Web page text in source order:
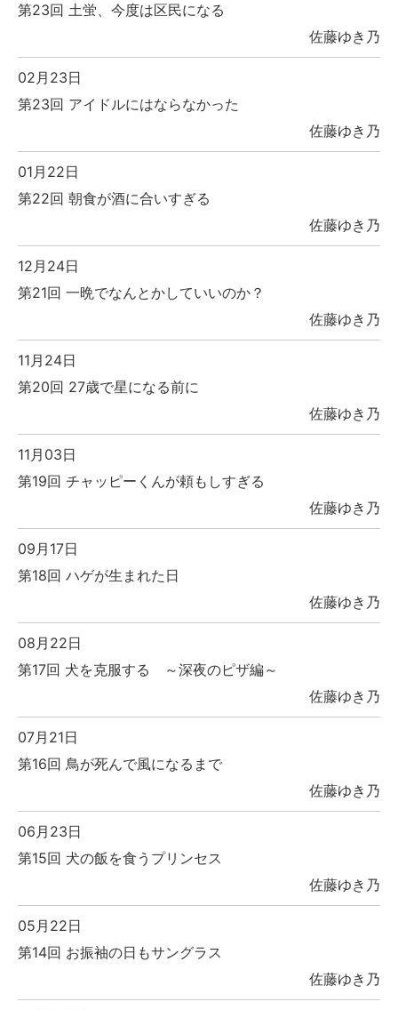
第23回 土蛍、今度は区民になる
佐藤ゆき乃
02月23日
第23回 アイドルにはならなかった
佐藤ゆき乃
01月22日
第22回 朝食が酒に合いすぎる
佐藤ゆき乃
12月24日
第21回 一晩でなんとかしていいのか？
佐藤ゆき乃
11月24日
第20回 27歳で星になる前に
佐藤ゆき乃
11月03日
第19回 チャッピーくんが頼もしすぎる
佐藤ゆき乃
09月17日
第18回 ハゲが生まれた日
佐藤ゆき乃
08月22日
第17回 犬を克服する ～深夜のピザ編～
佐藤ゆき乃
07月21日
第16回 鳥が死んで風になるまで
佐藤ゆき乃
06月23日
第15回 犬の飯を食うプリンセス
佐藤ゆき乃
05月22日
第14回 お振袖の日もサングラス
佐藤ゆき乃